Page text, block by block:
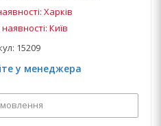
Харків
Київ
15209
у менеджера